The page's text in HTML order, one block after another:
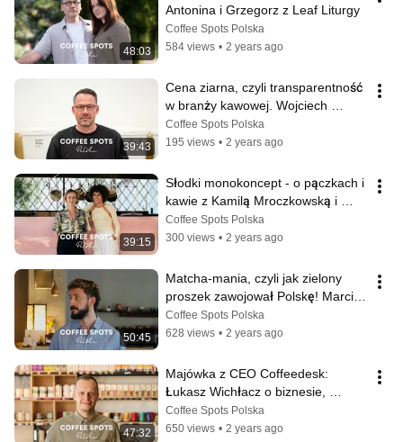
48:03
Antonina i Grzegorz z Leaf Liturgy
Coffee Spots Polska
584 views • 2 years ago
39:43
Cena ziarna, czyli transparentność
w branży kawowej. Wojciech
Kamiński, Migawka i Miga
Coffee Spots Polska
195 views • 2 years ago
39:15
Słodki monokoncept - o pączkach i
kawie z Kamilą Mroczkowską i
Patrycją Jaskólską z MOD Donuts
Coffee Spots Polska
300 views • 2 years ago
50:45
Matcha-mania, czyli jak zielony
proszek zawojował Polskę! Marcin
Cieśluk, Happa to Mame
Coffee Spots Polska
628 views • 2 years ago
47:32
Majówka z CEO Coffeedesk:
Łukasz Wichłacz o biznesie,
Dubaju i otwieraniu kawiarni
Coffee Spots Polska
650 views • 2 years ago